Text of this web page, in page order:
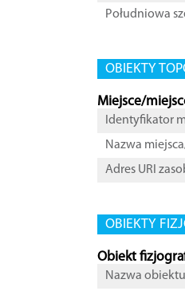
Południowa
OBIEKTY
Miejsce/
Identyfikator
Nazwa
Adres URI
OBIEKTY
Obiekt
Nazwa